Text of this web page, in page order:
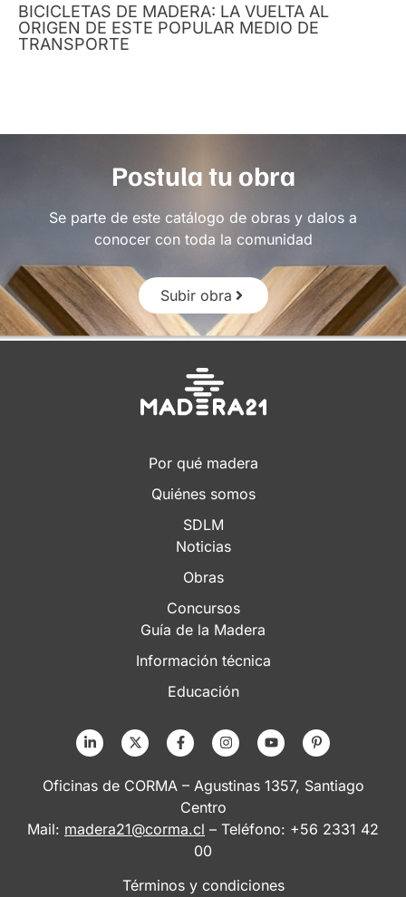
BICICLETAS DE MADERA: LA VUELTA AL
ORIGEN DE ESTE POPULAR MEDIO DE
TRANSPORTE
Postula tu obra
Se parte de este catálogo de obras y dalos a
conocer con toda la comunidad
Subir obra
Por qué madera
Quiénes somos
SDLM
Noticias
Obras
Concursos
Guía de la Madera
Información técnica
Educación
Oficinas de CORMA – Agustinas 1357, Santiago
Centro
Mail: madera21@corma.cl – Teléfono: +56 2331 42
00
Términos y condiciones